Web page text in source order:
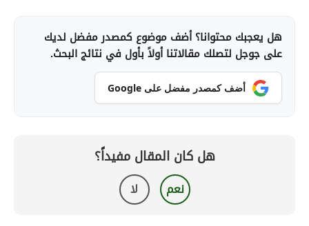
هل يعجبك محتوانا؟ أضف موضوع كمصدر مفضل لديك
على جوجل لتصلك مقالاتنا أولاً بأول في نتائج البحث.
أضف كمصدر مفضل على Google
هل كان المقال مفيداً؟
نعم لا